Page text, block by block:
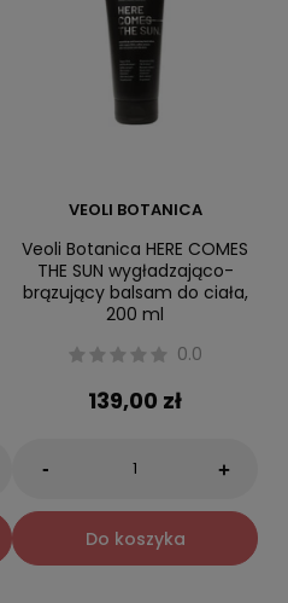
VEOLI BOTANICA
Veoli Botanica HERE COMES
THE SUN wygładzająco-
brązujący balsam do ciała,
200 ml
0.0
139,00 zł
- +
Do koszyka